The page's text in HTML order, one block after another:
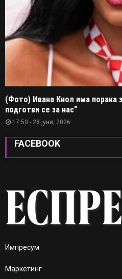
(Фото) Ивана Кнол има порака
подготви се за нас“
17:50 - 28 јуни, 2026
FACEBOOK
Импресум
Маркетинг